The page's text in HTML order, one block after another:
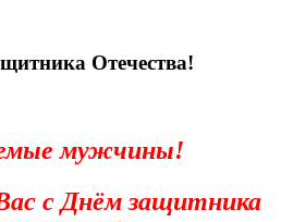
Отечества!
мужчины!
с Днём защитника